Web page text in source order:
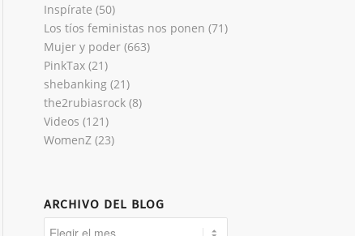
Inspírate (50)
Los tíos feministas nos ponen (71)
Mujer y poder(663)
PinkTax(21)
shebanking(21)
the2rubiasrock(8)
Videos (121)
WomenZ(23)
ARCHIVO DEL BLOG